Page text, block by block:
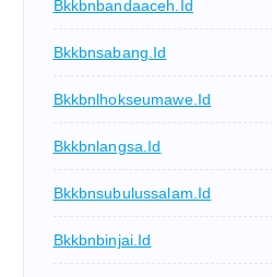
Bkkbnbandaaceh.id
Bkkbnsabang.id
Bkkbnlhokseumawe.id
Bkkbnlangsa.id
Bkkbnsubulussalam.id
Bkkbnbinjai.id